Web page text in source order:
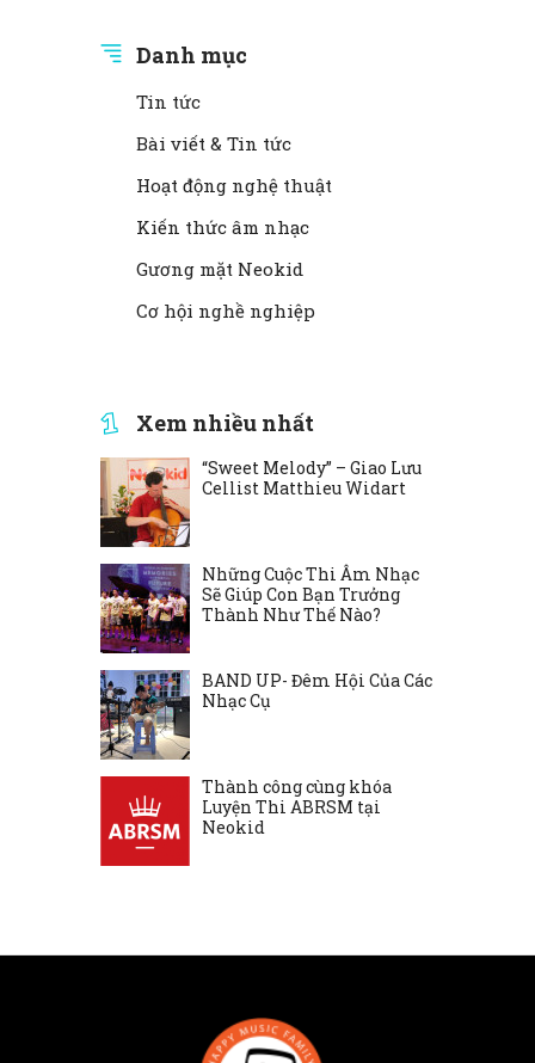
Danh mục
Tin tức
Bài viết & Tin tức
Hoạt động nghệ thuật
Kiến thức âm nhạc
Gương mặt Neokid
Cơ hội nghề nghiệp
Xem nhiều nhất
“Sweet Melody” – Giao Lưu
Cellist Matthieu Widart
Những Cuộc Thi Âm Nhạc
Sẽ Giúp Con Bạn Trưởng
Thành Như Thế Nào?
BAND UP- Đêm Hội Của Các
Nhạc Cụ
Thành công cùng khóa
Luyện Thi ABRSM tại
Neokid